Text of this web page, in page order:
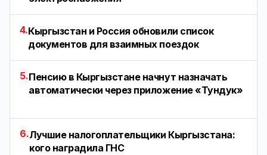
4.Кыргызстан и Россия обновили список
документов для взаимных поездок
5.Пенсию в Кыргызстане начнут назначать
автоматически через приложение «Тундук»
6.Лучшие налогоплательщики Кыргызстана:
кого наградила ГНС